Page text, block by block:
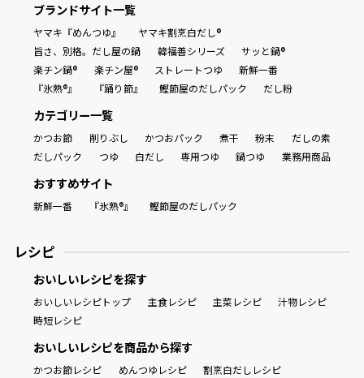
ブランドサイト一覧
ヤマキ『めんつゆ』
ヤマキ割烹白だし®
旨さ、別格。だし屋の鍋
韓福善シリーズ
サッと鍋®
楽チン鍋®
楽チン屋® ストレートつゆ
新鮮一番
『氷熟®』
『踊り節』 鰹節屋のだしパック だし粉
カテゴリー一覧
かつお節 削りぶし かつおパック 煮干 粉末
だしの素
だしパック
つゆ 白だし 専用つゆ 鍋つゆ 業務用商品
おすすめサイト
新鮮一番 『氷熟®』 鰹節屋のだしパック
レシピ
おいしいレシピを探す
おいしいレシピトップ 主食レシピ 主菜レシピ
汁物レシピ
時短レシピ
おいしいレシピを商品から探す
かつお節レシピ めんつゆレシピ 割烹白だしレシピ